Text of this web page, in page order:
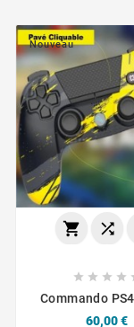
Nouveau
 
   
Commando
Prix
60,00 €